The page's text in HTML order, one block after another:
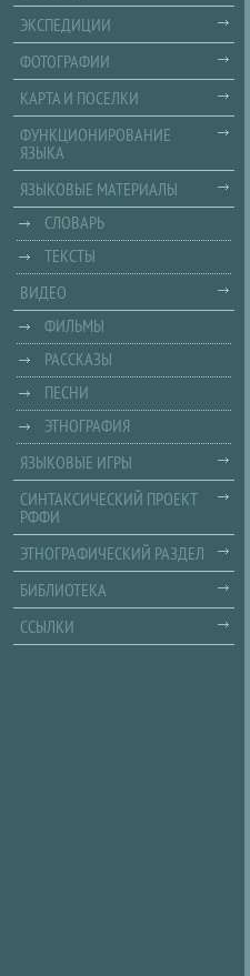
ЭКСПЕДИЦИИ
ФОТОГРАФИИ
КАРТА И ПОСЕЛКИ
ФУНКЦИОНИРОВАНИЕ
ЯЗЫКА
ЯЗЫКОВЫЕ МАТЕРИАЛЫ
СЛОВАРЬ
ТЕКСТЫ
ВИДЕО
ФИЛЬМЫ
РАССКАЗЫ
ПЕСНИ
ЭТНОГРАФИЯ
ЯЗЫКОВЫЕ ИГРЫ
СИНТАКСИЧЕСКИЙ ПРОЕКТ
РФФИ
ЭТНОГРАФИЧЕСКИЙ РАЗДЕЛ
БИБЛИОТЕКА
ССЫЛКИ